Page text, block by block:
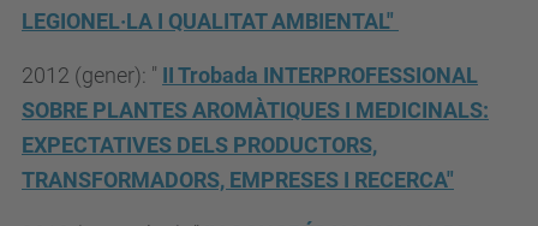
LEGIONEL·LA I QUALITAT AMBIENTAL"
2012 (gener): " II Trobada INTERPROFESSIONAL
SOBRE PLANTES AROMÀTIQUES I MEDICINALS:
EXPECTATIVES DELS PRODUCTORS,
TRANSFORMADORS, EMPRESES I RECERCA"